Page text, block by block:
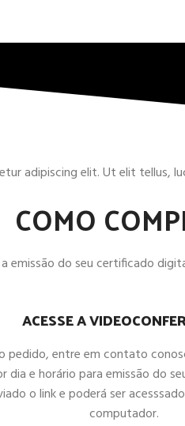
adipiscing elit. Ut elit tellus,
COMO
emissão do seu certificado
ACESSE A
pedido, entre em contato
dia e horário para emissão do
o link e poderá ser
computador.